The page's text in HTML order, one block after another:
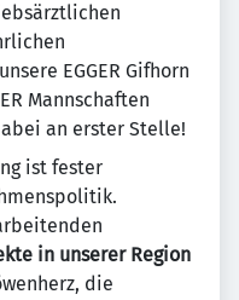
EGGER Gifhorn
Mannschaften
an erster Stelle!
ist fester
in unserer Region
die